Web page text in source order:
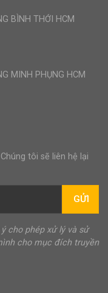
BÌNH THỚI HCM
MINH PHỤNG HCM
tôi sẽ liên hệ lại
GỬI
cho phép xử lý và sử
cho mục đích truyền